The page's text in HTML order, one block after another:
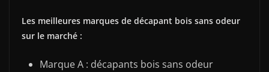
Les meilleures marques de décapant bois sans odeur
sur le marché :
Marque A : décapants bois sans odeur